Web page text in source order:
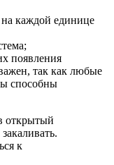
каждой единице
появления
так как любые
способны
открытый
к